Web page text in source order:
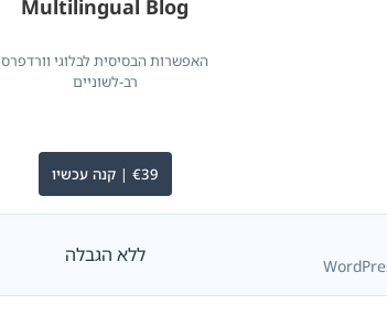
Multilingual Blog
האפשרות הבסיסית לבלוגי וורדפרס
רב-לשוניים
€39 | קנה עכשיו
ללא הגבלה